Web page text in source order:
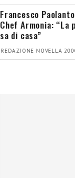
Francesco
Chef Armonia:
sa di casa”
REDAZIONE NOVELLA